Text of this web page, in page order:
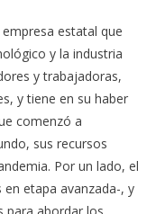
estatal que
y la industria
y trabajadoras,
y tiene en su haber
comenzó a
sus recursos
Por un lado, el
etapa avanzada-, y
para abordar los